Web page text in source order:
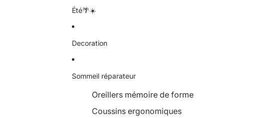
Été🌴☀️
Decoration
Sommeil réparateur
Oreillers mémoire de forme
Coussins ergonomiques